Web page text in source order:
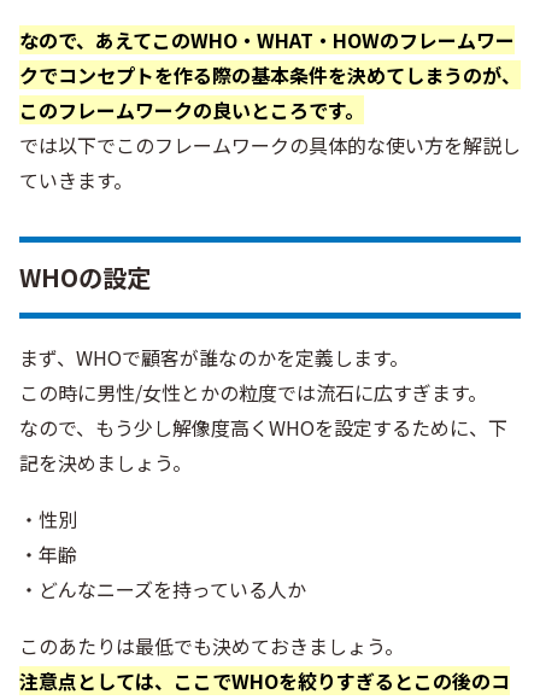
なので、あえてこのWHO・WHAT・HOWのフレームワー
クでコンセプトを作る際の基本条件を決めてしまうのが、
このフレームワークの良いところです。
では以下でこのフレームワークの具体的な使い方を解説し
ていきます。
WHOの設定
まず、WHOで顧客が誰なのかを定義します。
この時に男性/女性とかの粒度では流石に広すぎます。
なので、もう少し解像度高くWHOを設定するために、下
記を決めましょう。
・性別
・年齢
・どんなニーズを持っている人か
このあたりは最低でも決めておきましょう。
注意点としては、ここでWHOを絞りすぎるとこの後のコ